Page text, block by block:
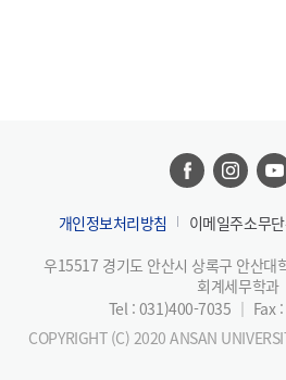
개인정보처리방침 이메일주소무
우15517 경기도 안산시 상록구 안산대
회계세무학과
Tel : 031)400-7035 ｜ Fax
COPYRIGHT (C) 2020 ANSAN